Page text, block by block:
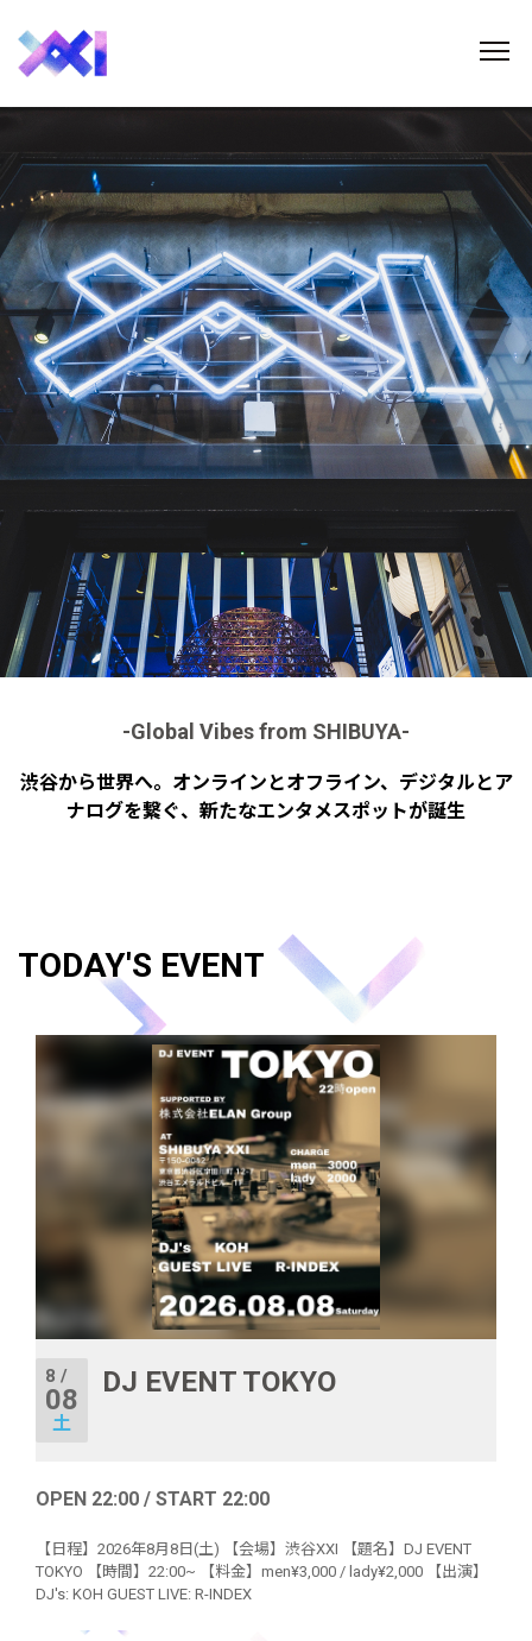
-Global Vibes from SHIBUYA-
渋谷から世界へ。オンラインとオフライン、デジタルとア
ナログを繋ぐ、新たなエンタメスポットが誕生
TODAY'S EVENT
8 /
08
土
DJ EVENT TOKYO
OPEN 22:00 / START 22:00
【日程】2026年8月8日(土) 【会場】渋谷XXI 【題名】DJ EVENT
TOKYO 【時間】22:00~ 【料金】men¥3,000 / lady¥2,000 【出演】
DJ's: KOH GUEST LIVE: R-INDEX